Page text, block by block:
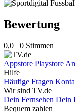
Bewertung
0,0 0 Stimmen
Appstore Playstore
Hilfe
Häufige Fragen
Wir sind TV.de
Dein Fernsehen Dein
Bequem zahlen